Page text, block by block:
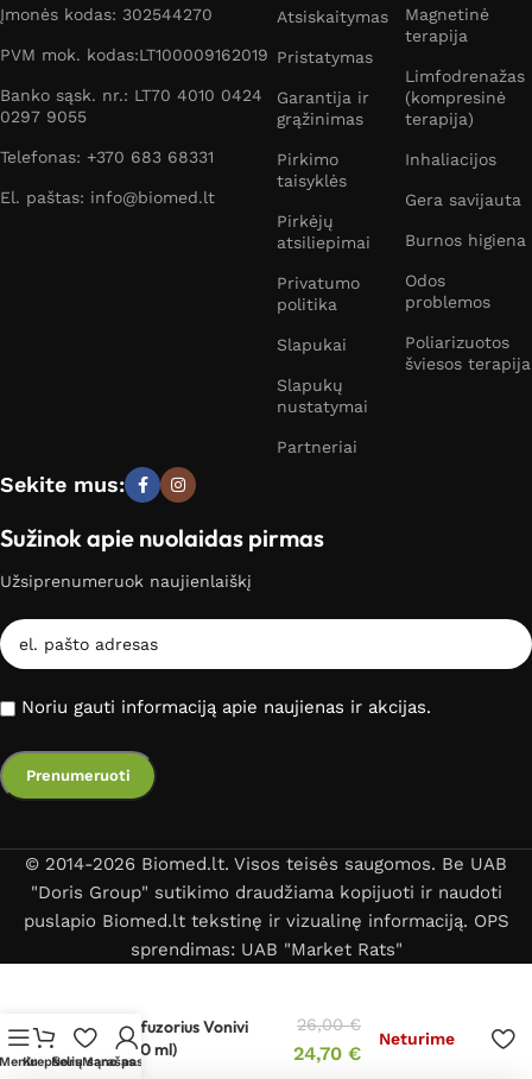
Įmonės kodas: 302544270
PVM mok. kodas:LT100009162019
Banko sąsk. nr.: LT70 4010 0424
0297 9055
Telefonas: +370 683 68331
El. paštas: info@biomed.lt
Atsiskaitymas
Pristatymas
Garantija ir
grąžinimas
Pirkimo
taisyklės
Pirkėjų
atsiliepimai
Privatumo
politika
Slapukai
Slapukų
nustatymai
Partneriai
Magnetinė
terapija
Limfodrenažas
(kompresinė
terapija)
Inhaliacijos
Gera savijauta
Burnos higiena
Odos
problemos
Poliarizuotos
šviesos terapija
Sekite mus:
Sužinok apie nuolaidas pirmas
Užsiprenumeruok naujienlaiškį
Noriu gauti informaciją apie naujienas ir akcijas.
© 2014-2026 Biomed.lt. Visos teisės saugomos. Be UAB
"Doris Group" sutikimo draudžiama kopijuoti ir naudoti
puslapio Biomed.lt tekstinę ir vizualinę informaciją. OPS
sprendimas: UAB "Market Rats"
MeniuKrepšelisNorų sąrašas
Mano paskyra
Kvapų difuzorius Vonivi
Tulip (400 ml)
26,00€
24,70 €
Neturime